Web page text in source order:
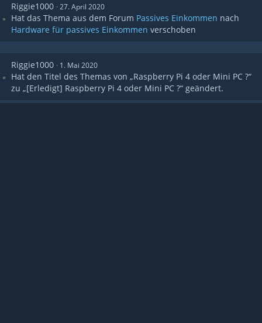
Riggie1000 27. April 2020
Hat das Thema aus dem Forum Passives Einkommen nach
Hardware für passives Einkommen verschoben
Riggie1000 1. Mai 2020
Hat den Titel des Themas von „Raspberry Pi 4 oder Mini PC ?“
zu „[Erledigt] Raspberry Pi 4 oder Mini PC ?“ geändert.